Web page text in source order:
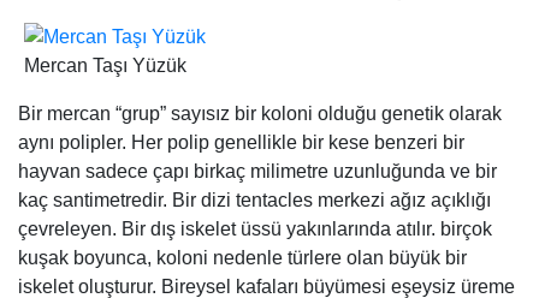
Mercan Taşı Yüzük
Bir mercan “grup” sayısız bir koloni olduğu genetik olarak
aynı polipler. Her polip genellikle bir kese benzeri bir
hayvan sadece çapı birkaç milimetre uzunluğunda ve bir
kaç santimetredir. Bir dizi tentacles merkezi ağız açıklığı
çevreleyen. Bir dış iskelet üssü yakınlarında atılır. birçok
kuşak boyunca, koloni nedenle türlere olan büyük bir
iskelet oluşturur. Bireysel kafaları büyümesi eşeysiz üreme